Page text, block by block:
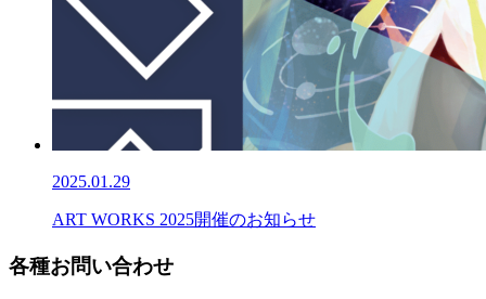
2025.01.29
ART WORKS 2025開催のお知らせ
各種お問い合わせ